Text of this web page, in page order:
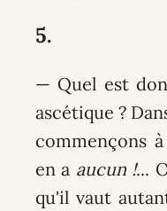
5.
— Quel est
ascétique ?
commençons
en a aucun !...
qu'il vaut